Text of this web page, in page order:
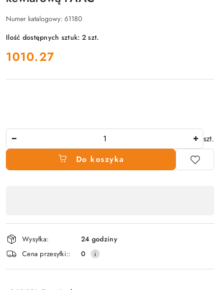
Numer katalogowy: 61180
Ilość dostępnych sztuk: 2szt.
cena:
1010.27
szt.
Do koszyka
,
płatność
i
dostawa
Wysyłka:
24 godziny
Cena przesyłki::
0